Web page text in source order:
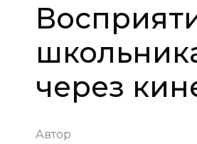
через
Автор